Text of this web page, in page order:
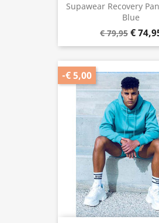
Supawear Recovery
Blue
€ 79,95 €
-€ 5,00